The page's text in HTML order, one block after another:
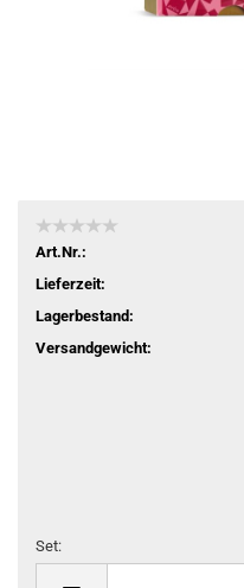
Art.Nr.:
Lieferzeit:
Lagerbestand:
Versandgewicht:
Set: